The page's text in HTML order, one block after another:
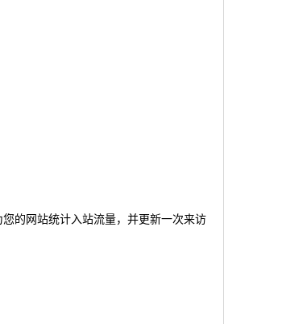
的网站统计入站流量，并更新一次来访